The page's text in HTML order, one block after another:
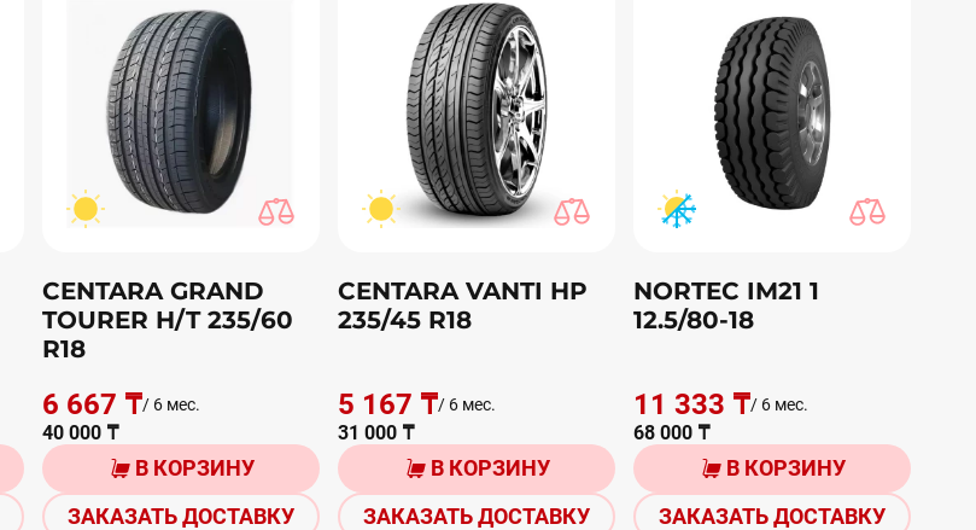
CENTARA GRAND
TOURER H/T 235/60
R18
6 667 ₸/ 6 мес.
40 000 ₸
В КОРЗИНУ
ЗАКАЗАТЬ ДОСТАВКУ
CENTARA VANTI HP
235/45 R18
5 167 ₸/ 6 мес.
31 000 ₸
В КОРЗИНУ
ЗАКАЗАТЬ ДОСТАВКУ
NORTEC IM21 1
12.5/80-18
11 333 ₸/ 6 мес.
68 000 ₸
В КОРЗИНУ
ЗАКАЗАТЬ ДОСТАВКУ